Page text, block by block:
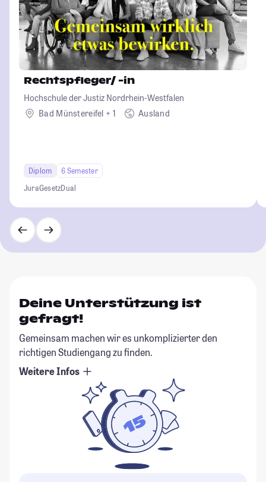
Rechtspfleger/ -in
Hochschule der Justiz Nordrhein-Westfalen
Bad Münstereifel + 1
Ausland
Diplom
6 Semester
JuraGesetzDual
Deine Unterstützung ist
gefragt!
Gemeinsam machen wir es unkomplizierter den
richtigen Studiengang zu finden.
Weitere Infos